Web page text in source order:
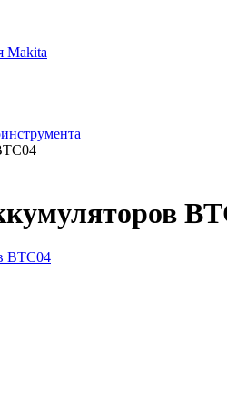
Makita